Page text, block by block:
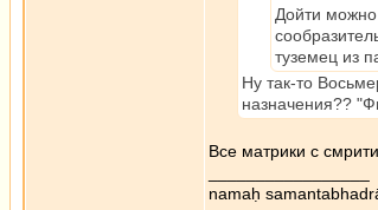
Дойти можно
туземец из
Ну так-то
назначения??
Все матрики с
namaḥ